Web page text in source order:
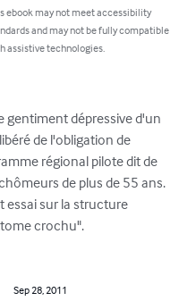
ebook may not meet accessibility
and may not be fully compatible
assistive technologies.
dépressive d'un
de l'obligation de
régional pilote dit de
de plus de 55 ans.
essai sur la structure
crochu".
Sep 28, 2011